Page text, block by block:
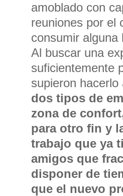
amoblado con
reuniones por el
consumir
Al buscar una
suficientemente
supieron
dos tipos de
zona de
para otro fin y
trabajo que ya
amigos que
disponer de
que el nuevo